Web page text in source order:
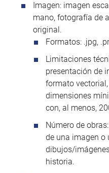
Imagen: imagen
mano, fotografía de
original.
Formatos: .jpg,
Limitaciones
presentación de
formato
dimensiones
con, al menos,
Número de
de una imagen o
dibujos/
historia.